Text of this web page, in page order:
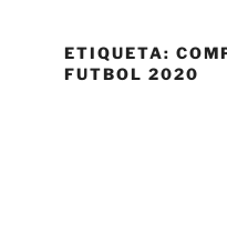
ETIQUETA:
FUTBOL 2020